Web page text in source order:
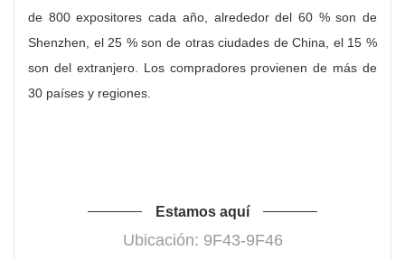
de 800 expositores cada año, alrededor del 60 % son de
Shenzhen, el 25 % son de otras ciudades de China, el 15 %
son del extranjero. Los compradores provienen de más de
30 países y regiones.
Estamos aquí
Ubicación: 9F43-9F46